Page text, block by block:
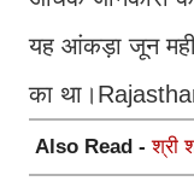
यह आंकड़ा जून
का
Also Read -श्री